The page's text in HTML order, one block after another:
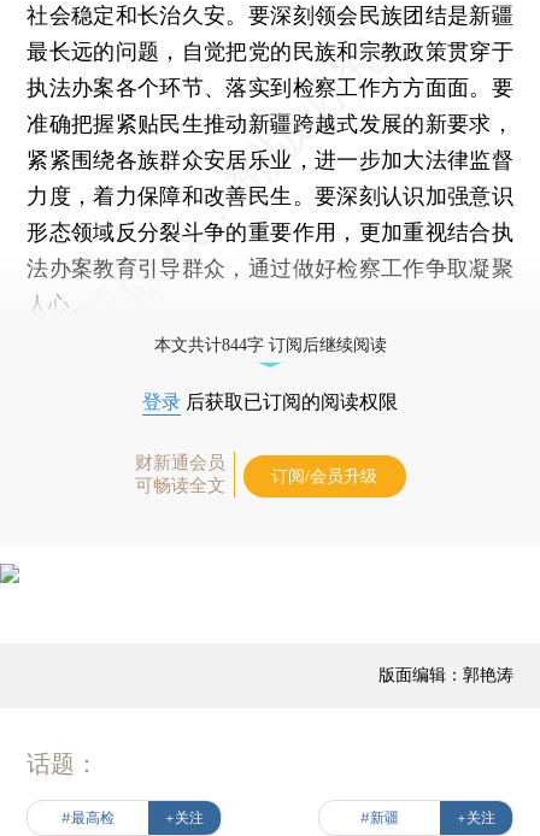
社会稳定和长治久安。要深刻领会民族团结是新疆
最长远的问题，自觉把党的民族和宗教政策贯穿于
执法办案各个环节、落实到检察工作方方面面。要
准确把握紧贴民生推动新疆跨越式发展的新要求，
紧紧围绕各族群众安居乐业，进一步加大法律监督
力度，着力保障和改善民生。要深刻认识加强意识
形态领域反分裂斗争的重要作用，更加重视结合执
法办案教育引导群众，通过做好检察工作争取凝聚
人心。
本文共计844字 订阅后继续阅读
登录 后获取已订阅的阅读权限
财新通会员
可畅读全文
订阅/会员升级
版面编辑：郭艳涛
话题：
#最高检 +关注 #新疆 +关注